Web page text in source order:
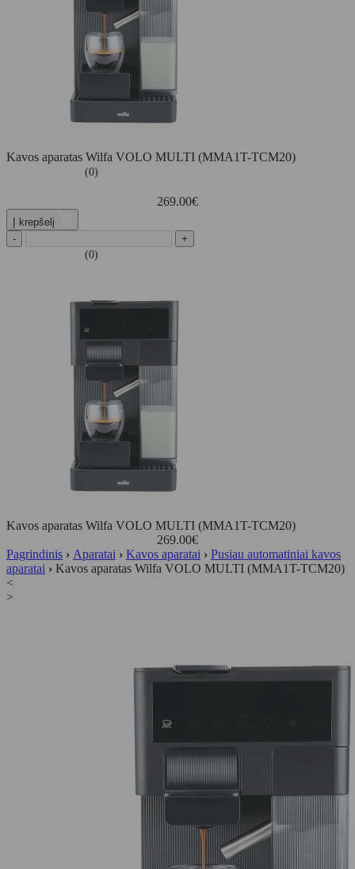
Kavos aparatas Wilfa VOLO MULTI (MMA1T-TCM20)
(0)
269.00€
Į krepšelį
-
+
(0)
Kavos aparatas Wilfa VOLO MULTI (MMA1T-TCM20)
269.00€
Pagrindinis › Aparatai › Kavos aparatai › Pusiau automatiniai kavos
aparatai › Kavos aparatas Wilfa VOLO MULTI (MMA1T-TCM20)
<
>